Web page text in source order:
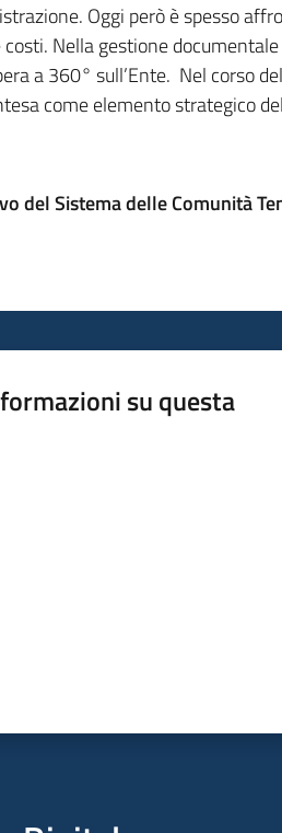
Oggi però è spesso
Nella gestione
a 360° sull’Ente. Nel corso
come elemento strategico
Sistema delle Comunità
su questa